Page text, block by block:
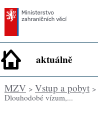
aktuálně
MZV> Vstup a pobyt>
Dlouhodobé vízum,...